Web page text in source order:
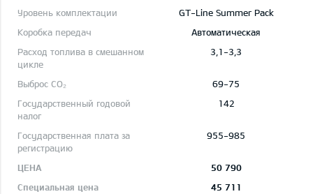
GT-Line Summer Pack
Автоматическая
3,1-3,3
69-75
142
955-985
50 790
45 711